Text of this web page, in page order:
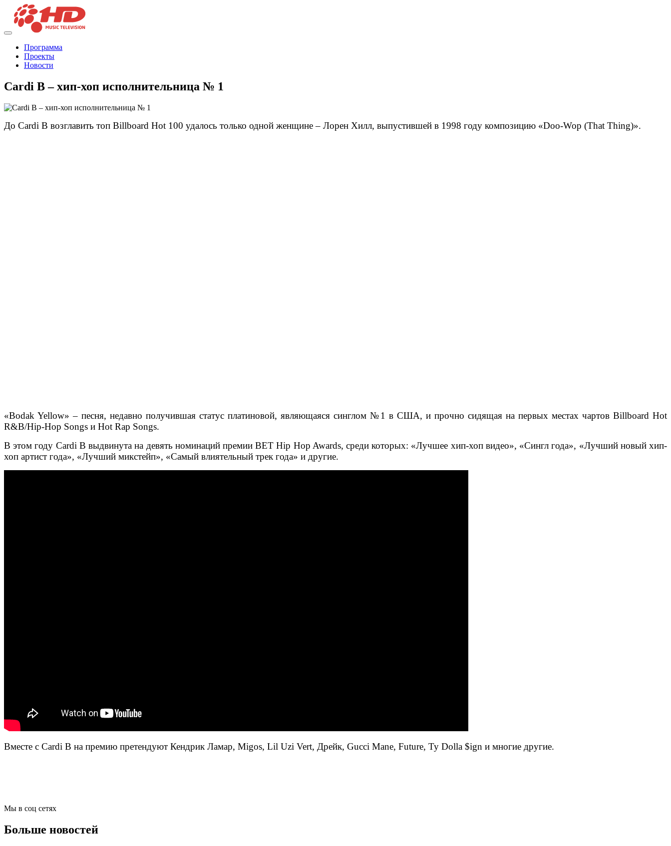
Программа
Проекты
Новости
Cardi B – хип-хоп исполнительница № 1
До Cardi B возглавить топ Billboard Hot 100 удалось только одной женщине – Лорен Хилл, выпустившей в 1998 году композицию «Doo-Wop (That Thing)».
«Bodak Yellow» – песня, недавно получившая статус платиновой, являющаяся синглом №1 в США, и прочно сидящая на первых местах чартов Billboard Hot
R&B/Hip-Hop Songs и Hot Rap Songs.
В этом году Cardi B выдвинута на девять номинаций премии BET Hip Hop Awards, среди которых: «Лучшее хип-хоп видео», «Сингл года», «Лучший новый хип-
хоп артист года», «Лучший микстейп», «Самый влиятельный трек года» и другие.
Вместе с Cardi B на премию претендуют Кендрик Ламар, Migos, Lil Uzi Vert, Дрейк, Gucci Mane, Future, Ty Dolla $ign и многие другие.
Мы в соц сетях
Больше новостей